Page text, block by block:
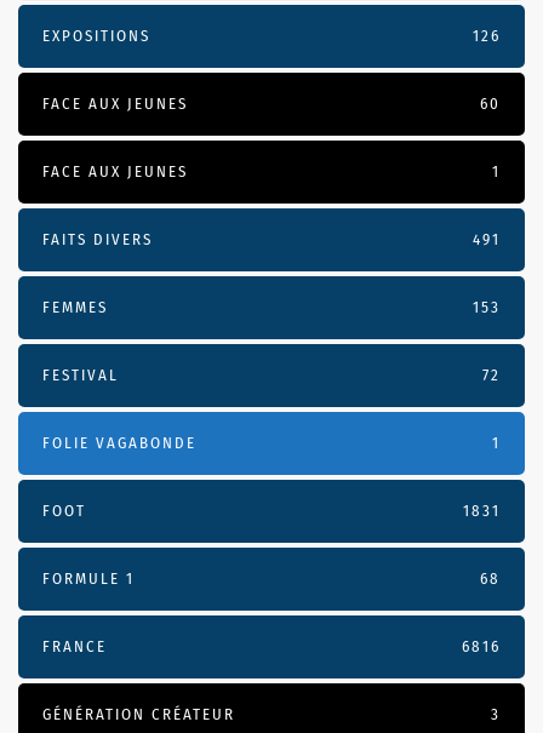
EXPOSITIONS 126
FACE AUX JEUNES 60
FACE AUX JEUNES 1
FAITS DIVERS 491
FEMMES 153
FESTIVAL 72
FOLIE VAGABONDE 1
FOOT 1831
FORMULE 1 68
FRANCE 6816
GÉNÉRATION CRÉATEUR 3